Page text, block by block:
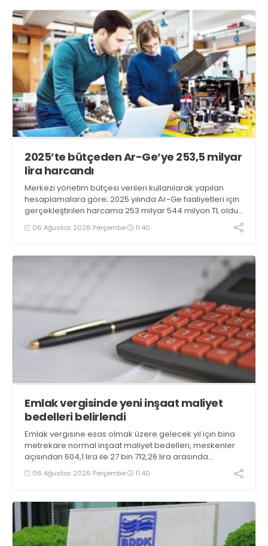
2025’te bütçeden Ar-Ge’ye 253,5 milyar
lira harcandı
Merkezi yönetim bütçesi verileri kullanılarak yapılan
hesaplamalara göre; 2025 yılında Ar-Ge faaliyetleri için
gerçekleştirilen harcama 253 milyar 544 milyon TL oldu.
Ar-Ge harcamalarının merkezi yönetim bütçesi
içerisindeki oranı yüzde 1,58 oldu
06 Ağustos 2026 Perşembe 11:40
Emlak vergisinde yeni inşaat maliyet
bedelleri belirlendi
Emlak vergisine esas olmak üzere gelecek yıl için bina
metrekare normal inşaat maliyet bedelleri, meskenler
açısından 604,1 lira ile 27 bin 712,26 lira arasında
değişecek
06 Ağustos 2026 Perşembe 11:40